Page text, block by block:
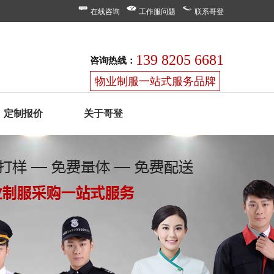
在线咨询 工作服问题 联系哥登
咨询热线： 139 8205 6681
物业制服一站式服务品牌
定制报价 关于哥登